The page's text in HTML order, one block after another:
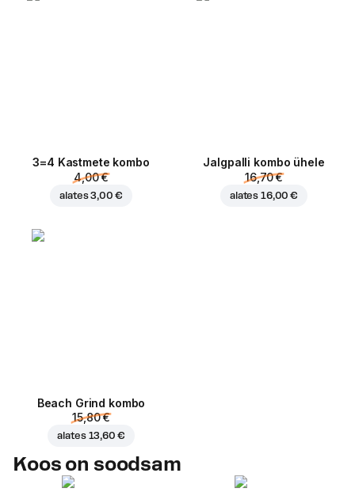
3=4 Kastmete kombo
4,00 €
alates3,00 €
Jalgpalli kombo ühele
16,70 €
alates 16,00 €
Beach Grind kombo
15,80 €
alates 13,60 €
Koos on soodsam